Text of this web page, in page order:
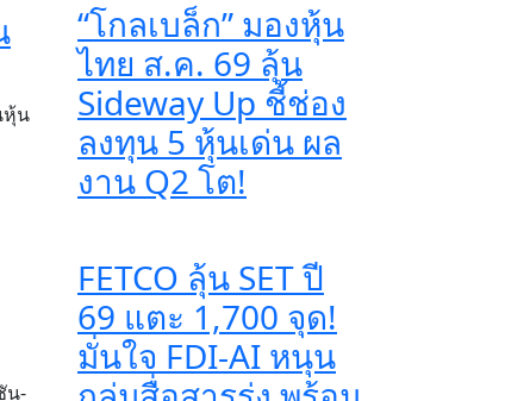
หุ้น
น-
“โกลเบล็ก” มองหุ้น
ไทย ส.ค. 69 ลุ้น
Sideway Up ชี้ช่อง
ลงทุน 5 หุ้นเด่น ผล
งาน Q2 โต!
FETCO ลุ้น SET ปี
69 แตะ 1,700 จุด!
มั่นใจ FDI-AI หนุน